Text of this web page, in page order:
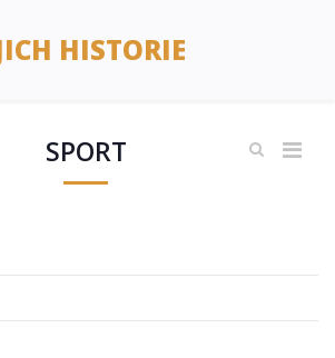
HISTORIE
SPORT